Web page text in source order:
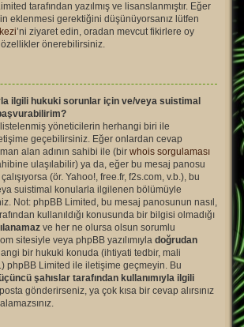
tarafından yazılmış ve lisanslanmıştır. Eğer
eklenmesi gerektiğini düşünüyorsanız lütfen
’ni ziyaret edin, oradan mevcut fikirlere oy
önerebilirsiniz.
ilgili hukuki sorunlar için ve/veya suistimal
listelenmiş yöneticilerin herhangi biri ile
geçebilirsiniz. Eğer onlardan cevap
alan adının sahibi ile (bir whois sorgulaması
ulaşılabilir) ya da, eğer bu mesaj panosu
(ör. Yahoo!, free.fr, f2s.com, v.b.), bu
suistimal konularla ilgilenen bölümüyle
Not: phpBB Limited, bu mesaj panosunun nasıl,
kullanıldığı konusunda bir bilgisi olmadığı
ve her ne olursa olsun sorumlu
sitesiyle veya phpBB yazılımıyla doğrudan
bir hukuki konuda (ihtiyati tedbir, mali
phpBB Limited ile iletişime geçmeyin. Bu
şahıslar tarafından kullanımıyla ilgili
gönderirseniz, ya çok kısa bir cevap alırsınız